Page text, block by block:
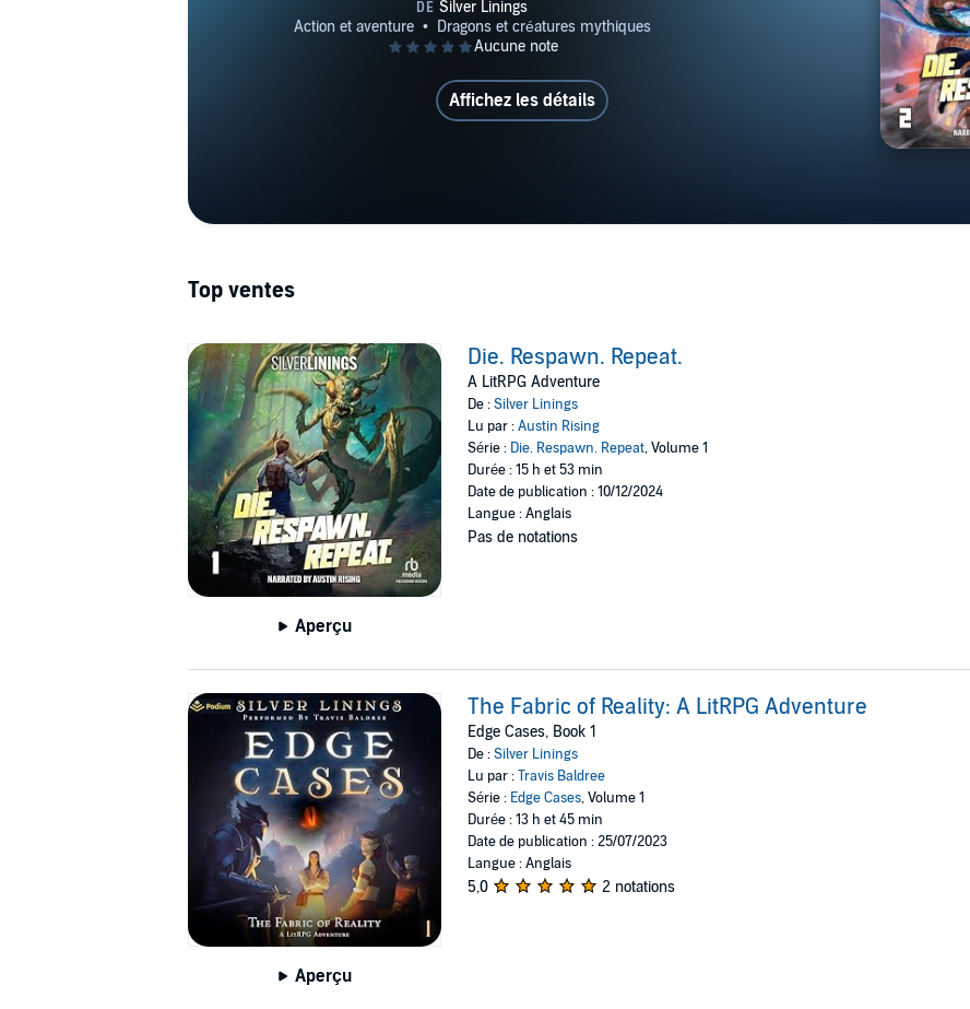
Affichez les détails
Top ventes
Aperçu
Die. Respawn. Repeat.
A LitRPG Adventure
De :Silver Linings
Lu par :Austin Rising
Série : Die. Respawn. Repeat, Volume 1
Durée : 15 h et 53 min
Date de publication : 10/12/2024
Langue : Anglais
Pas de notations
Aperçu
The Fabric of Reality: A LitRPG Adventure
Edge Cases, Book 1
De :Silver Linings
Lu par :Travis Baldree
Série : Edge Cases, Volume 1
Durée : 13 h et 45 min
Date de publication : 25/07/2023
Langue : Anglais
5,0 2 notations